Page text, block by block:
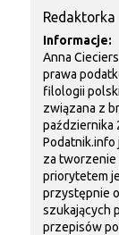
Redaktorka
Informacje:
Anna
prawa
filologii
związana z
października
Podatnik.info
za tworzenie
priorytetem
przystępnie
szukających
przepisów